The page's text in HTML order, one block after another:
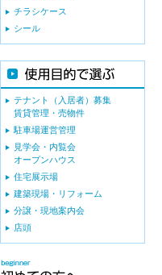
チラシケース
シール
テナント（入居者）募集
賃貸管理・売物件
駐車場運営管理
見学会・内覧会
オープンハウス
住宅展示場
建築現場・リフォーム
分譲・現地案内会
店頭